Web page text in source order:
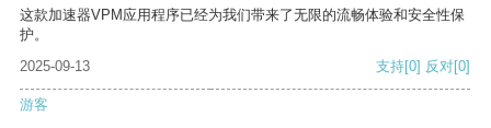
这款加速器VPM应用程序已经为我们带来了无限的流畅体验和安全性保
护。
2025-09-13
支持[0] 反对[0]
游客